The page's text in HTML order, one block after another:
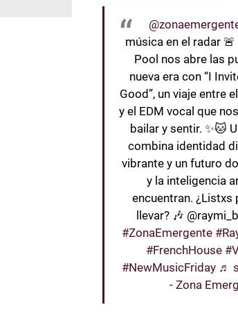
música en el radar 🚨
Pool nos abre las
nueva era con “I
Good”, un viaje entre
y el EDM vocal que
bailar y sentir. ✨🐱
combina identidad
vibrante y un futuro
y la inteligencia
encuentran. ¿Listxs
llevar? 🎶
#ZonaEmergente
#FrenchHouse
#NewMusicFriday ♬
- Zona